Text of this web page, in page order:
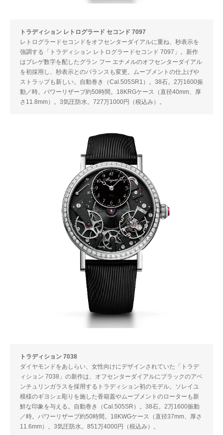
トラディション レトログラード セコンド 7097
レトログラードセコンドをオフセンターダイアルに重ね、秒表示を
強調する「トラディション レトログラードセコンド 7097」。新作
はブレゲ数字を配したグラン フー エナメルのオフセンターダイアル
を初採用し、秒表示とのバランスも変更。ムーブメントの仕上げや
ストラップも新しい。自動巻き（Cal.505SR1）。38石。2万1600振
動／時。パワーリザーブ約50時間。18KRGケース（直径40mm、厚
さ11.8mm）。3気圧防水。727万1000円（税込み）。
トラディション 7038
ダイヤモンドをあしらい、女性向けにデザインされていた「トラデ
ィション 7038」の新作は、オフセンターダイアルにブラックのアベ
ンチュリンガラスを採用するトラディション初のモデル。ソレイユ
模様のギヨシェ彫りを施した香箱蓋やムーブメントのローターも新
鮮な印象を与える。自動巻き（Cal.505SR）。38石。2万1600振動
／時。パワーリザーブ約50時間。18KWGケース（直径37mm、厚さ
11.6mm）。3気圧防水。851万4000円（税込み）。